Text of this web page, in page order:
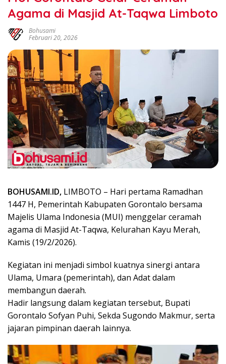
Agama di Masjid At-Taqwa Limboto
Bohusami
Februari 20, 2026
BOHUSAMI.ID, LIMBOTO – Hari pertama Ramadhan
1447 H, Pemerintah Kabupaten Gorontalo bersama
Majelis Ulama Indonesia (MUI) menggelar ceramah
agama di Masjid At-Taqwa, Kelurahan Kayu Merah,
Kamis (19/2/2026).
Kegiatan ini menjadi simbol kuatnya sinergi antara
Ulama, Umara (pemerintah), dan Adat dalam
membangun daerah.
​Hadir langsung dalam kegiatan tersebut, Bupati
Gorontalo Sofyan Puhi, Sekda Sugondo Makmur, serta
jajaran pimpinan daerah lainnya.